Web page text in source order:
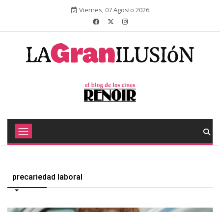
Viernes, 07 Agosto 2026
precariedad laboral